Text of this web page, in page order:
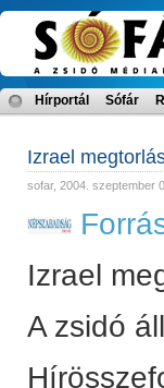
Hírportál Sófár
Izrael
sofar, 2004. szeptember
Izrael
A zsidó